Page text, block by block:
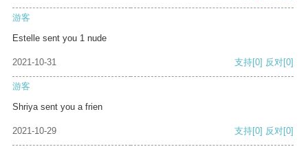
游客
Estelle sent you 1 nude
2021-10-31 支持[0] 反对[0]
游客
Shriya sent you a frien
2021-10-29 支持[0] 反对[0]